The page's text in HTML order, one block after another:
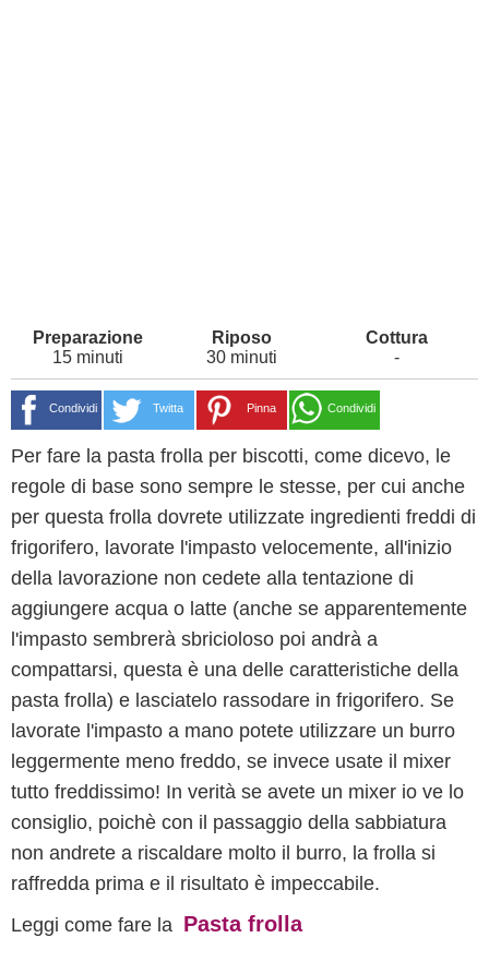
15 minuti 30 minuti -
Condividi Twitta Pinna Condividi
Per fare la pasta frolla per biscotti, come dicevo, le
regole di base sono sempre le stesse, per cui anche
per questa frolla dovrete utilizzate ingredienti freddi di
frigorifero, lavorate l'impasto velocemente, all'inizio
della lavorazione non cedete alla tentazione di
aggiungere acqua o latte (anche se apparentemente
l'impasto sembrerà sbricioloso poi andrà a
compattarsi, questa è una delle caratteristiche della
pasta frolla) e lasciatelo rassodare in frigorifero. Se
lavorate l'impasto a mano potete utilizzare un burro
leggermente meno freddo, se invece usate il mixer
tutto freddissimo! In verità se avete un mixer io ve lo
consiglio, poichè con il passaggio della sabbiatura
non andrete a riscaldare molto il burro, la frolla si
raffredda prima e il risultato è impeccabile.
Leggi come fare la Pasta frolla